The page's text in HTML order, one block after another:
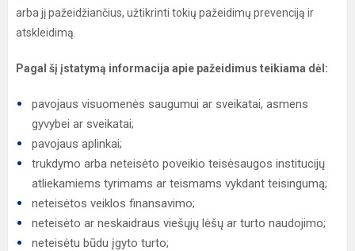
arba jį pažeidžiančius, užtikrinti tokių pažeidimų prevenciją ir
atskleidimą.
Pagal šį įstatymą informacija apie pažeidimus teikiama dėl:
pavojaus visuomenės saugumui ar sveikatai, asmens
gyvybei ar sveikatai;
pavojaus aplinkai;
trukdymo arba neteisėto poveikio teisėsaugos institucijų
atliekamiems tyrimams ar teismams vykdant teisingumą;
neteisėtos veiklos finansavimo;
neteisėto ar neskaidraus viešųjų lėšų ar turto naudojimo;
neteisėtu būdu įgyto turto;